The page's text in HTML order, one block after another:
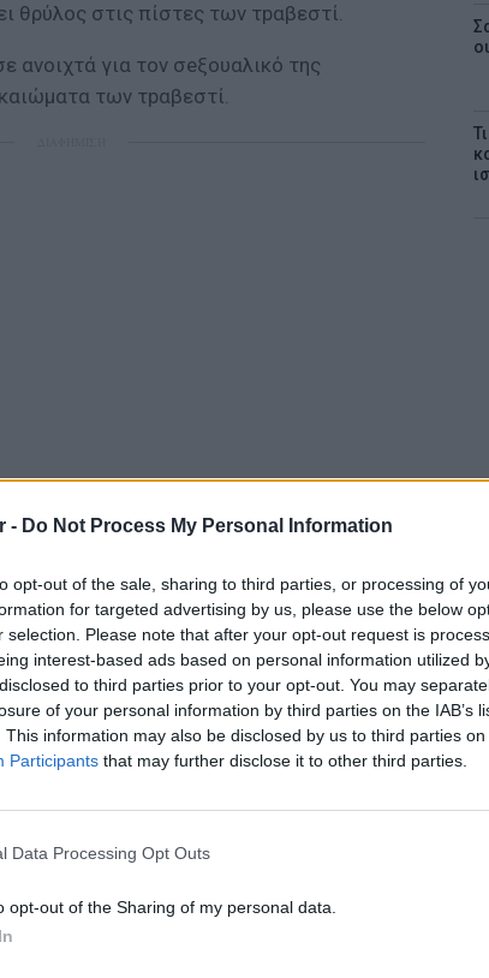
- Do Not Process My Personal Information
opt-out of the sale, sharing to third parties, or processing of
for targeted advertising by us, please use the below
selection. Please note that after your opt-out request is
interest-based ads based on personal information utilized
to third parties prior to your opt-out. You may
of your personal information by third parties on the IAB’s
This information may also be disclosed by us to third parties on
Participants that may further disclose it to other third parties.
Data Processing Opt Outs
opt-out of the Sharing of my personal data.
θρύλος στις πίστες των τpαβεστί.
ανοιχτά για τον σeξουαλικό της
των τpαβεστί.
τηλεοπτικές εμφανίσεις και έδινε
με τα όσα αποκάλυπτε,
των τpαβεστί και των εκδιδόμενων
ως Μπάμπης Ταμουτζίδης, όπως ήταν
φτωχικά, συντροφιά με τον σκύλο της,
είχε χάσει επαφή με παλιούς φίλους.